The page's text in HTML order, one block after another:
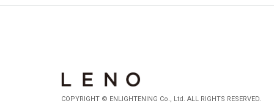
COPYRIGHT © ENLIGHTENING Co., Ltd. ALL RIGHTS RESERVED.